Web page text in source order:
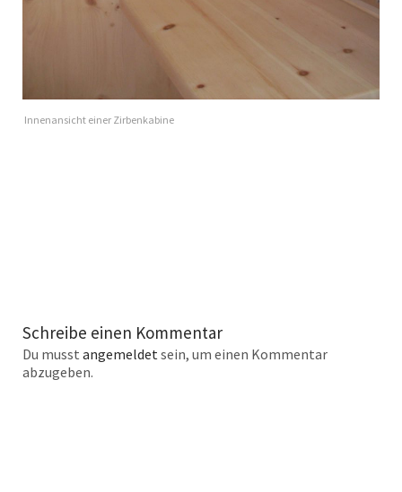
Innenansicht einer Zirbenkabine
Schreibe einen Kommentar
Du musst angemeldet sein, um einen Kommentar
abzugeben.